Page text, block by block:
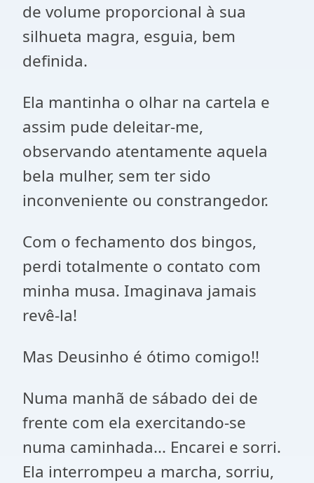
de volume proporcional à sua
silhueta magra, esguia, bem
definida.
Ela mantinha o olhar na cartela e
assim pude deleitar-me,
observando atentamente aquela
bela mulher, sem ter sido
inconveniente ou constrangedor.
Com o fechamento dos bingos,
perdi totalmente o contato com
minha musa. Imaginava jamais
revê-la!
Mas Deusinho é ótimo comigo!!
Numa manhã de sábado dei de
frente com ela exercitando-se
numa caminhada... Encarei e sorri.
Ela interrompeu a marcha, sorriu,